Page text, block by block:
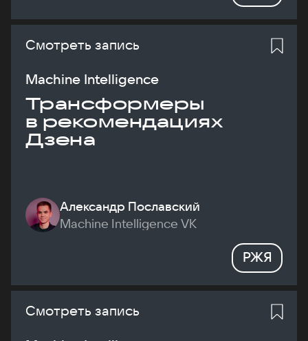
Смотреть запись
Machine Intelligence
Трансформеры
в рекомендациях
Дзена
Александр Пославский
Machine Intelligence VK
РЖЯ
Смотреть запись